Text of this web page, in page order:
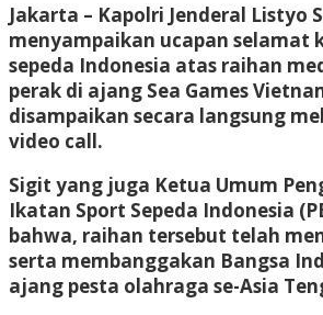
Jakarta – Kapolri Jenderal Listyo
menyampaikan ucapan selamat
sepeda Indonesia atas raihan
perak di ajang Sea Games
disampaikan secara langsung
video call.
Sigit yang juga Ketua Umum
Ikatan Sport Sepeda Indonesia
bahwa, raihan tersebut telah
serta membanggakan Bangsa
ajang pesta olahraga se-Asia